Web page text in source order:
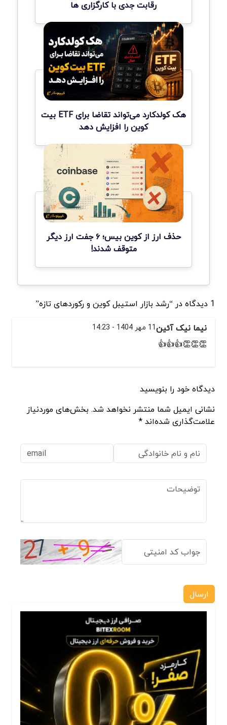
رقابت جدی با کارگزاری ها
هک کولدکارد می‌تواند تقاضا برای ETF بیت
کوین را افزایش دهد
حذف ارز از کوین بیس؛ ۶ جفت ارز دیگر
متوقف شدند!
1 دیدگاه در “رشد بازار استیبل کوین و رکوردهای تازه”
نیما نیک آئین11 مهر 1404 - 14:23
👏👏👏👍👍👍
دیدگاه خود را بنویسید
نشانی ایمیل شما منتشر نخواهد شد. بخش‌های موردنیاز
علامت‌گذاری شده‌اند *
ارسال